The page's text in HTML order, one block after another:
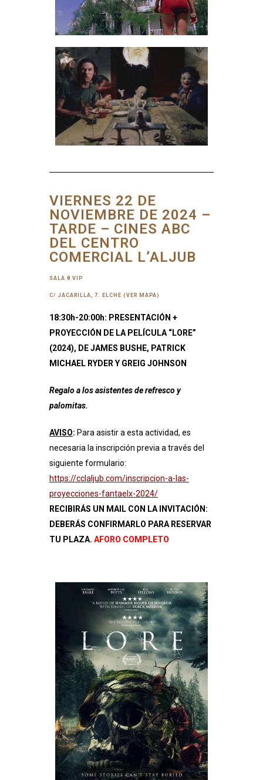
VIERNES 22 DE
NOVIEMBRE DE 2024 –
TARDE – CINES ABC
DEL CENTRO
COMERCIAL L’ALJUB
SALA 8 VIP
C/ JACARILLA, 7. ELCHE (VER MAPA)
18:30h-20:00h: PRESENTACIÓN +
PROYECCIÓN DE LA PELÍCULA “LORE”
(2024), DE JAMES BUSHE, PATRICK
MICHAEL RYDER Y GREIG JOHNSON
Regalo a los asistentes de refresco y
palomitas.
AVISO: Para asistir a esta actividad, es
necesaria la inscripción previa a través del
siguiente formulario:
https://cclaljub.com/inscripcion-a-las-
proyecciones-fantaelx-2024/
RECIBIRÁS UN MAIL CON LA INVITACIÓN:
DEBERÁS CONFIRMARLO PARA RESERVAR
TU PLAZA. AFORO COMPLETO